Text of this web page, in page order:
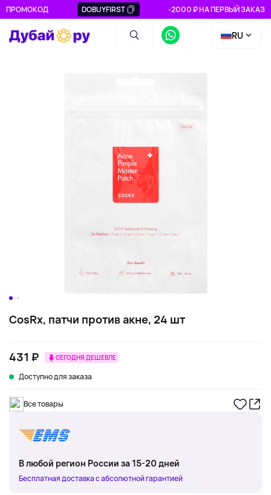
ПРОМОКОД DOBUYFIRST -2000 ₽ НА ПЕРВЫЙ ЗАКАЗ
RU
CosRx, патчи против акне, 24 шт
431 ₽ СЕГОДНЯ ДЕШЕВЛЕ
Доступно для заказа
Все товары
В любой регион России за 15-20 дней
Бесплатная доставка с абсолютной гарантией